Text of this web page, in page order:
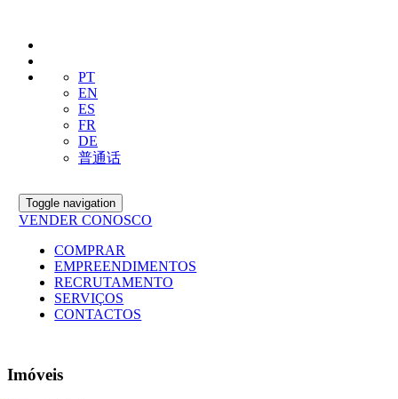
PT
EN
ES
FR
DE
普通话
Toggle navigation
VENDER CONOSCO
COMPRAR
EMPREENDIMENTOS
RECRUTAMENTO
SERVIÇOS
CONTACTOS
Imóveis